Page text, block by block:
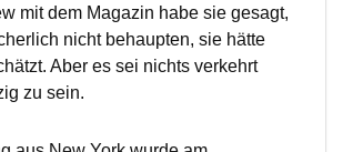
mit dem Magazin habe sie gesagt,
nicht behaupten, sie hätte
Aber es sei nichts verkehrt
zu sein.